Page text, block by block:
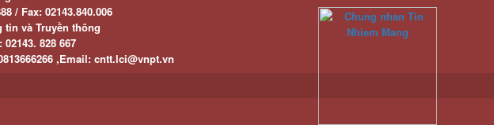
/ Fax:02143.840.006
và Truyền thông
02143. 828 667
,Email: cntt.lci@vnpt.vn